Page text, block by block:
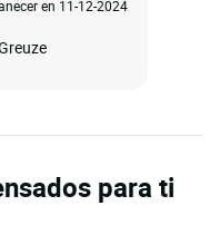
en 11-12-2024
para ti